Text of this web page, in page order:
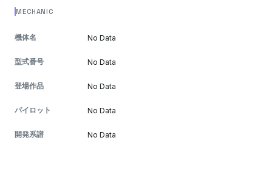
MECHANIC
機体名 No Data
型式番号 No Data
登場作品 No Data
パイロット No Data
開発系譜 No Data